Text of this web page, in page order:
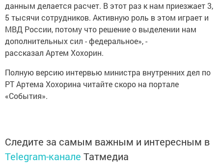
данным делается расчет. В этот раз к нам приезжает 3,
5 тысячи сотрудников. Активную роль в этом играет и
МВД России, потому что решение о выделении нам
дополнительных сил - федеральное», -
рассказал Артем Хохорин.
Полную версию интервью министра внутренних дел по
РТ Артема Хохорина читайте скоро на портале
«События».
Следите за самым важным и интересным в
Telegram-канале Татмедиа